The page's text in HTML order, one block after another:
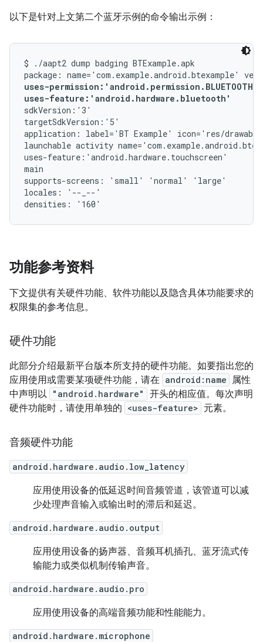
以下是针对上文第二个蓝牙示例的命令输出示例：
$ ./aapt2 dump badging BTExample.apk
uses-
uses-feature:'android.hardware.bluetooth'
sdkVersion:'3'
targetSdkVersion:'5'
application: label='BT Example' icon='res/
launchable activity
uses-feature:'android.hardware.touchscreen'
main
supports-screens: 'small' 'normal' 'large'
locales: '--_--'
功能参考资料
下文提供有关硬件功能、软件功能以及隐含具体功能要求的
权限集的参考信息。
硬件功能
此部分介绍最新平台版本所支持的硬件功能。如要指出您的
应用使用或需要某项硬件功能，请在 android:name 属性
中声明以 "android.hardware"
开头的相应值。每次声明
硬件功能时，请使用单独的 <uses-feature> 元素。
音频硬件功能
android.hardware.audio.low_latency
应用使用设备的低延迟时间音频管道，该管道可以减
少处理声音输入或输出时的滞后和延迟。
android.hardware.audio.output
应用使用设备的扬声器、音频耳机插孔、蓝牙流式传
输能力或类似机制传输声音。
android.hardware.audio.pro
应用使用设备的高端音频功能和性能能力。
android.hardware.microphone